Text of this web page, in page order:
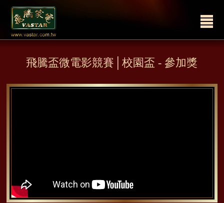
飛騰盃微電影競賽│校園盃 - 參加獎